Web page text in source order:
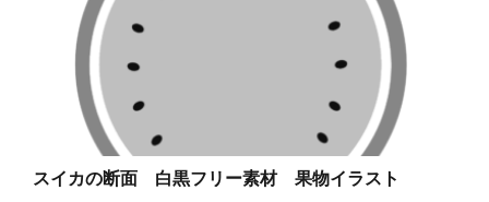
スイカの断面 白黒フリー素材 果物イラスト